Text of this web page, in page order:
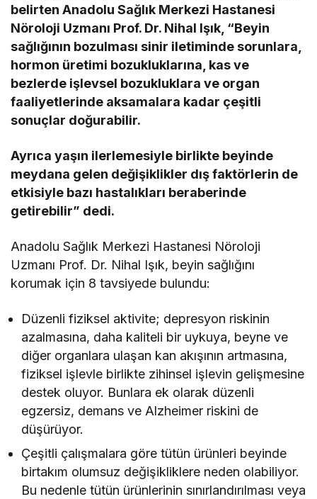
belirten Anadolu Sağlık Merkezi Hastanesi
Nöroloji Uzmanı Prof. Dr. Nihal Işık, “Beyin
sağlığının bozulması sinir iletiminde sorunlara,
hormon üretimi bozukluklarına, kas ve
bezlerde işlevsel bozukluklara ve organ
faaliyetlerinde aksamalara kadar çeşitli
sonuçlar doğurabilir.
Ayrıca yaşın ilerlemesiyle birlikte beyinde
meydana gelen değişiklikler dış faktörlerin de
etkisiyle bazı hastalıkları beraberinde
getirebilir” dedi.
Anadolu Sağlık Merkezi Hastanesi Nöroloji
Uzmanı Prof. Dr. Nihal Işık, beyin sağlığını
korumak için 8 tavsiyede bulundu:
Düzenli fiziksel aktivite; depresyon riskinin
azalmasına, daha kaliteli bir uykuya, beyne ve
diğer organlara ulaşan kan akışının artmasına,
fiziksel işlevle birlikte zihinsel işlevin gelişmesine
destek oluyor. Bunlara ek olarak düzenli
egzersiz, demans ve Alzheimer riskini de
düşürüyor.
Çeşitli çalışmalara göre tütün ürünleri beyinde
birtakım olumsuz değişikliklere neden olabiliyor.
Bu nedenle tütün ürünlerinin sınırlandırılması veya